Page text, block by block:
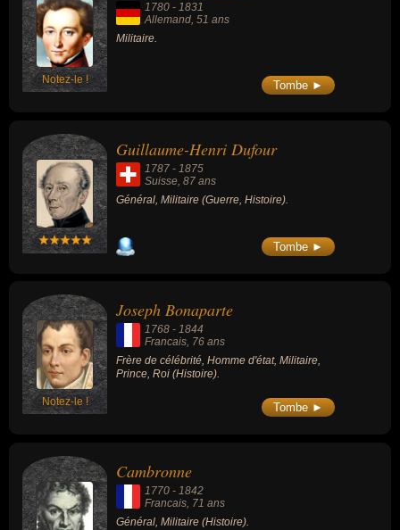
Notez-le !
1780 - 1831
Allemand, 51 ans
Militaire.
Tombe ►
Guillaume-Henri Dufour
1787 - 1875
Suisse, 87 ans
Général, Militaire (Guerre, Histoire).
Tombe ►
Notez-le !
Joseph Bonaparte
1768 - 1844
Francais, 76 ans
Frère de célébrité, Homme d'état, Militaire,
Prince, Roi (Histoire).
Tombe ►
Cambronne
1770 - 1842
Francais, 71 ans
Général, Militaire (Histoire).